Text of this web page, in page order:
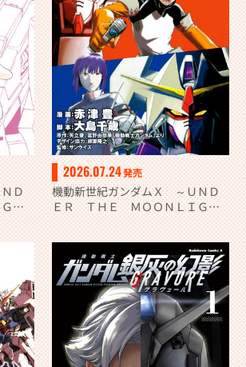
Ｄ
Ｈ
2026.07.24発売
機動新世紀ガンダムＸ ～ＵＮＤ
ＥＲ ＴＨＥ ＭＯＯＮＬＩＧＨ